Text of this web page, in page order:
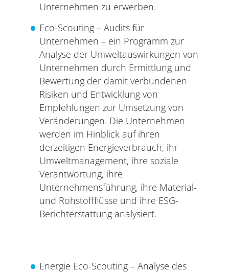
Unternehmen zu erwerben.
Eco-Scouting – Audits für
Unternehmen – ein Programm zur
Analyse der Umweltauswirkungen von
Unternehmen durch Ermittlung und
Bewertung der damit verbundenen
Risiken und Entwicklung von
Empfehlungen zur Umsetzung von
Veränderungen. Die Unternehmen
werden im Hinblick auf ihren
derzeitigen Energieverbrauch, ihr
Umweltmanagement, ihre soziale
Verantwortung, ihre
Unternehmensführung, ihre Material-
und Rohstoffflüsse und ihre ESG-
Berichterstattung analysiert.
Energie Eco-Scouting – Analyse des